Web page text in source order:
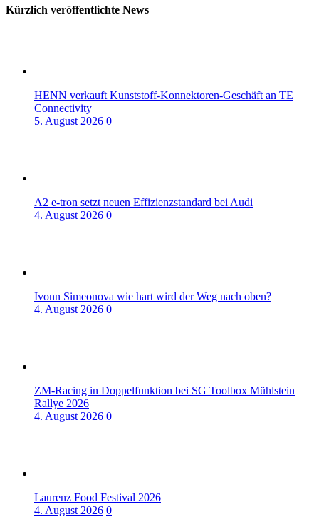
Kürzlich veröffentlichte News
HENN verkauft Kunststoff-Konnektoren-Geschäft an TE
Connectivity
5. August 2026 0
A2 e-tron setzt neuen Effizienzstandard bei Audi
4. August 2026 0
Ivonn Simeonova wie hart wird der Weg nach oben?
4. August 2026 0
ZM-Racing in Doppelfunktion bei SG Toolbox Mühlstein
Rallye 2026
4. August 2026 0
Laurenz Food Festival 2026
4. August 2026 0